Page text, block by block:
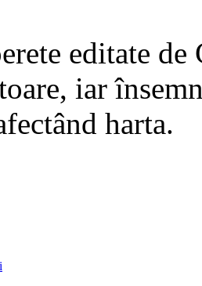
editate
iar
harta.